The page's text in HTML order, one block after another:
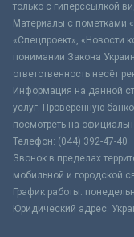
только с гиперссылкой
Материалы с пометками
«Спецпроект», «Новости
понимании Закона
ответственность несёт
Информация на данной
услуг. Проверенную
посмотреть на
Телефон: (044) 392-47-40
Звонок в пределах
мобильной и городской
График работы:
Юридический адрес: